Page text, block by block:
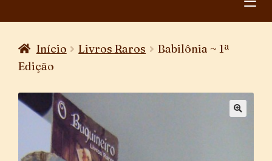
Início Livros Raros
Babilônia ~ 1ª
Edição